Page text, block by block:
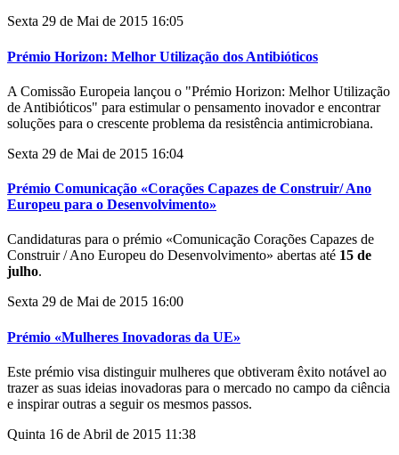
Sexta 29 de Mai de 2015 16:05
Prémio Horizon: Melhor Utilização dos Antibióticos
A Comissão Europeia lançou o "Prémio Horizon: Melhor Utilização
de Antibióticos" para estimular o pensamento inovador e encontrar
soluções para o crescente problema da resistência antimicrobiana.
Sexta 29 de Mai de 2015 16:04
Prémio Comunicação «Corações Capazes de Construir/ Ano
Europeu para o Desenvolvimento»
Candidaturas para o prémio «Comunicação Corações Capazes de
Construir / Ano Europeu do Desenvolvimento» abertas até 15 de
julho.
Sexta 29 de Mai de 2015 16:00
Prémio «Mulheres Inovadoras da UE»
Este prémio visa distinguir mulheres que obtiveram êxito notável ao
trazer as suas ideias inovadoras para o mercado no campo da ciência
e inspirar outras a seguir os mesmos passos.
Quinta 16 de Abril de 2015 11:38